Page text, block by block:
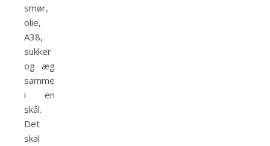
smør,
olie,
A38,
sukker
og æg
sammen
i en
skål.
Det
skal